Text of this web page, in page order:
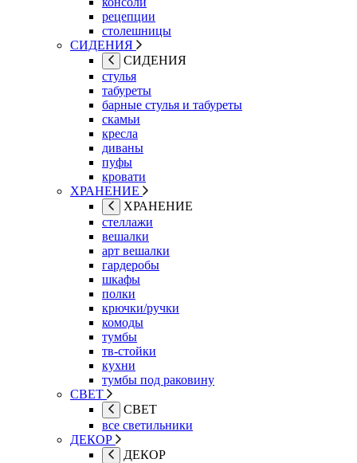
рецепции
столешницы
СИДЕНИЯ
СИДЕНИЯ
стулья
табуреты
барные стулья и табуреты
скамьи
кресла
диваны
пуфы
кровати
ХРАНЕНИЕ
ХРАНЕНИЕ
стеллажи
вешалки
арт вешалки
гардеробы
шкафы
полки
крючки/ручки
комоды
тумбы
тв-стойки
кухни
тумбы под раковину
СВЕТ
СВЕТ
все светильники
ДЕКОР
ДЕКОР